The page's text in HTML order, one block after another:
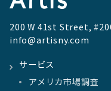
200 W 41st Street,
info@artisny.com
サービス
アメリカ市場調査